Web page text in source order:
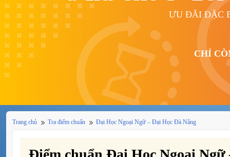
ƯU ĐÃI ĐẶC
CHỈ
Trang chủ Tra điểm chuẩn Đại Học Ngoại Ngữ – Đại Học Đà Nẵng